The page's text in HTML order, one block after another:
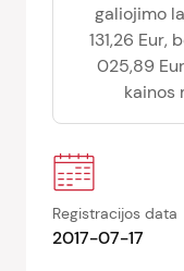
galiojimo
131,26 Eur,
025,89
kainos
Registracijos data
2017-07-17